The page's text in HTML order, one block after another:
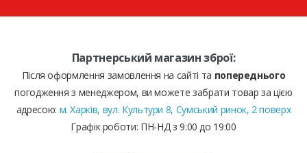
Партнерський магазин зброї:
Після оформлення замовлення на сайті та попереднього
погодження з менеджером, ви можете забрати товар за цією
адресою: м. Харків, вул. Культури 8, Сумський ринок, 2 поверх
Графік роботи: ПН-НД з 9:00 до 19:00